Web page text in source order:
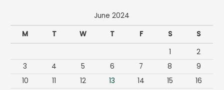
o
r
:
June 2024
M
T W T F S
S
1
2
3
4 5 6 7 8
9
10
11 12 13 14 15
16